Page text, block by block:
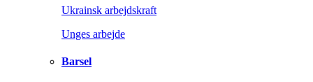
Ukrainsk arbejdskraft
Unges arbejde
Barsel